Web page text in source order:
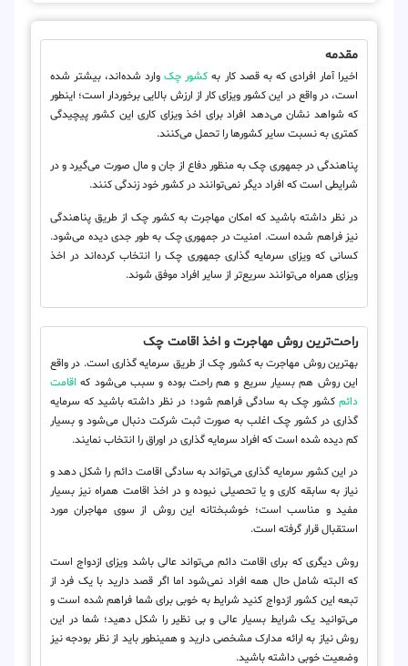
مقدمه
اخیرا آمار افرادی که به قصد کار به کشور چکوارد شده‌اند، بیشتر شده
است، در واقع در این کشور ویزای کار از ارزش بالایی برخوردار است؛ اینطور
که شواهد نشان می‌دهد افراد برای اخذ ویزای کاری این کشور پیچیدگی
کمتری به نسبت سایر کشورها را تحمل می‌کنند.
پناهندگی در جمهوری چک به منظور دفاع از جان و مال صورت می‌گیرد و در
شرایطی است که افراد دیگر نمی‌توانند در کشور خود زندگی کنند.
در نظر داشته باشید که امکان مهاجرت به کشور چک از طریق پناهندگی
نیز فراهم شده است. امنیت در جمهوری چک به طور جدی دیده می‌شود.
کسانی که ویزای سرمایه گذاری جمهوری چک را انتخاب کرده‌اند در اخذ
ویزای همراه می‌توانند سریع‌تر از سایر افراد موفق شوند.
راحت‌ترین روش مهاجرت و اخذ اقامت چک
بهترین روش مهاجرت به کشور چک از طریق سرمایه گذاری است. در واقع
این روش هم بسیار سریع و هم راحت بوده و سبب می‌شود که اقامت
دائمکشور چک به سادگی فراهم شود؛ در نظر داشته باشید که سرمایه
گذاری در کشور چک اغلب به صورت ثبت شرکت دنبال می‌شود و بسیار
کم دیده شده است که افراد سرمایه گذاری در اوراق را انتخاب نمایند.
در این کشور سرمایه گذاری می‌تواند به سادگی اقامت دائم را شکل دهد و
نیاز به سابقه کاری و یا تحصیلی نبوده و در اخذ اقامت همراه نیز بسیار
مفید و مناسب است؛ خوشبختانه این روش از سوی مهاجران مورد
استقبال قرار گرفته است.
روش دیگری که برای اقامت دائم می‌تواند عالی باشد ویزای ازدواج است
که البته شامل حال همه افراد نمی‌شود اما اگر قصد دارید با یک فرد از
تبعه این کشور ازدواج کنید شرایط به خوبی برای شما فراهم شده است و
می‌توانید یک شرایط بسیار عالی و بی نظیر را شکل دهید؛ شما در این
روش نیاز به ارائه مدارک مشخصی دارید و همینطور باید از نظر بودجه نیز
وضعیت خوبی داشته باشید.